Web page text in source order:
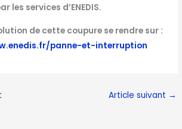
les services d’ENEDIS.
de cette coupure se rendre sur :
panne-et-interruption
Article suivant →